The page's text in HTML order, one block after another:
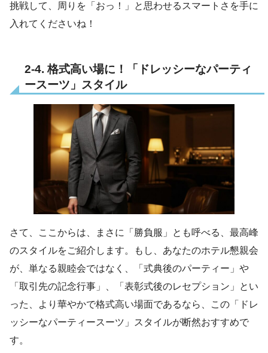
挑戦して、周りを「おっ！」と思わせるスマートさを手に
入れてくださいね！
2-4. 格式高い場に！「ドレッシーなパーティ
ースーツ」スタイル
さて、ここからは、まさに「勝負服」とも呼べる、最高峰
のスタイルをご紹介します。もし、あなたのホテル懇親会
が、単なる親睦会ではなく、「式典後のパーティー」や
「取引先の記念行事」、「表彰式後のレセプション」とい
った、より華やかで格式高い場面であるなら、この「ドレ
ッシーなパーティースーツ」スタイルが断然おすすめで
す。